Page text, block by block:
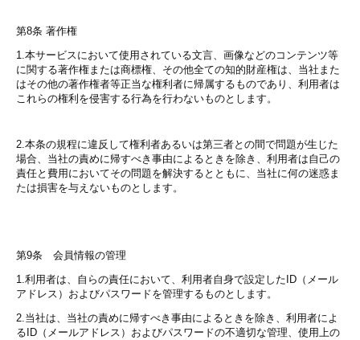
第8条 著作権
1.本サービスにおいて使用されている文言、画像などのコンテンツ等
に関する著作権または商標権、その他全ての知的財産権は、当社また
はその他の著作権者等正当な権利者に帰属するものであり、利用者は
これらの権利を侵害する行為を行わないものとします。
2.本条の規程に違反して権利者あるいは第三者との間で問題が生じた
場合、当社の責めに帰すべき事由によるときを除き、利用者は自己の
責任と費用においてその問題を解決するとともに、当社に何の迷惑ま
たは損害を与えないものとします。
第9条 会員情報の管理
1.利用者は、自らの責任において、利用者自身で設定したID（メール
アドレス）およびパスワードを管理するものとします。
2.当社は、当社の責めに帰すべき事由によるときを除き、利用者によ
るID（メールアドレス）およびパスワードの不適切な管理、使用上の